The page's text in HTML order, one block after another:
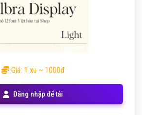
Giá: 1 xu ~ 1000đ
Đăng nhập để tải